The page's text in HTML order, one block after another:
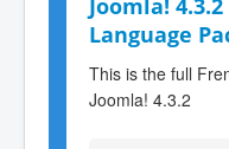
Joomla!
Language
This is the full
Joomla! 4.3.2